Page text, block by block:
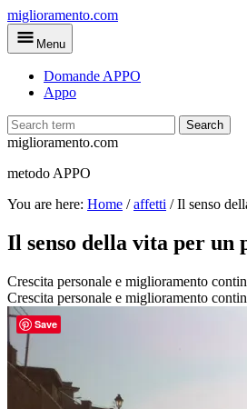
Skip
to
main
miglioramento.com
Menu
Domande APPO
Appo
Search
miglioramento.com
metodo APPO
You are here: Home /affetti /Il senso
Il senso della vita per un
Crescita personale e miglioramento
Crescita personale e miglioramento
Save